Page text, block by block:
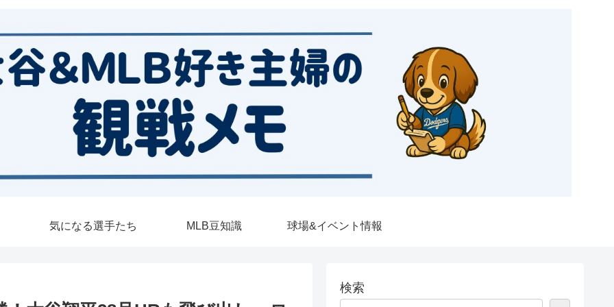
気になる選手たち MLB豆知識 球場&イベント情報
検索